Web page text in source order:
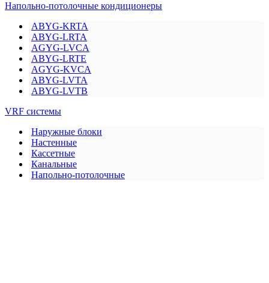
Напольно-потолочные кондиционеры
ABYG-KRTA
ABYG-LRTA
AGYG-LVCA
ABYG-LRTE
AGYG-KVCA
ABYG-LVTA
ABYG-LVTB
VRF системы
Наружные блоки
Настенные
Кассетные
Канальные
Напольно-потолочные